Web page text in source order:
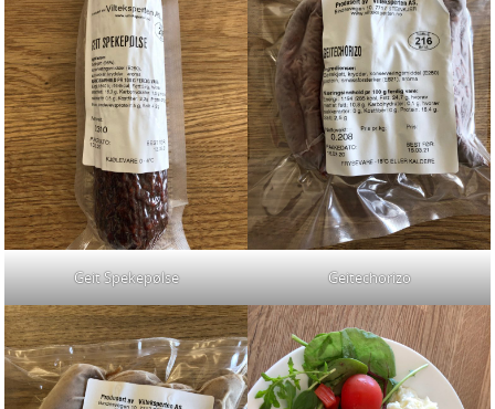
Geit Spekepølse Geitechorizo